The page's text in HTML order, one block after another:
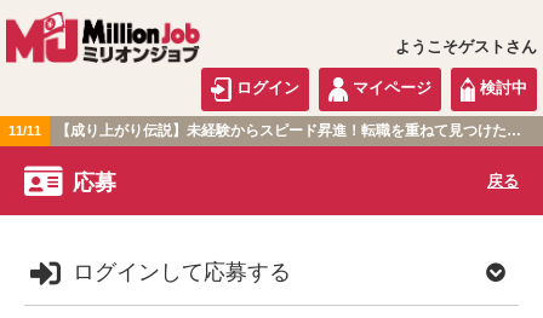
ようこそゲストさん
ログイン マイページ 検討中
11/11 【成り上がり伝説】未経験からスピード昇進！転職を重ねて見つけた『本当に働きやすい職場』とは？
関東版
応募 戻る
ログインして応募する